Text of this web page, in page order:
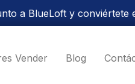
a BlueLoft y conviértete
Vender Blog